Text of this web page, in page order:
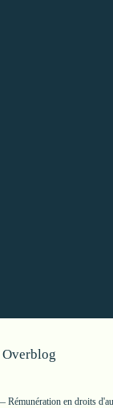
Overblog
Rémunération en droits